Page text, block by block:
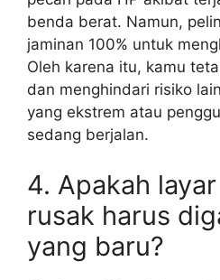
benda berat. Namun,
jaminan 100% untuk
Oleh karena itu, kamu
dan menghindari risiko
yang ekstrem atau
sedang berjalan.
4. Apakah
rusak harus
yang baru?